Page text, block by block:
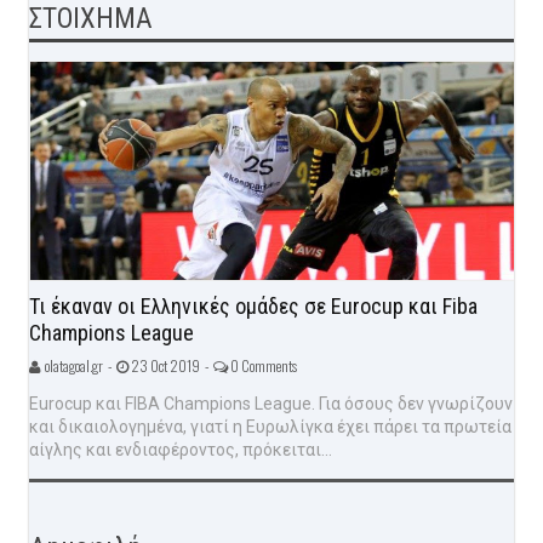
ΣΤΟΙΧΗΜΑ
Τι έκαναν οι Ελληνικές ομάδες σε Eurocup και Fiba
Champions League
olatagoal.gr - 23 Oct 2019 - 0 Comments
Eurocup και FIBA Champions League. Για όσους δεν γνωρίζουν
και δικαιολογημένα, γιατί η Ευρωλίγκα έχει πάρει τα πρωτεία
αίγλης και ενδιαφέροντος, πρόκειται...